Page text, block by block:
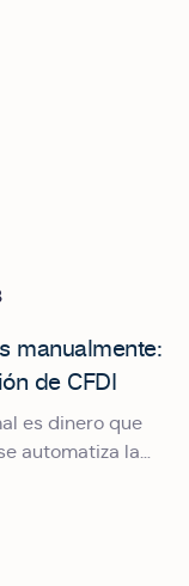
manualmente:
de CFDI
es dinero que
automatiza la